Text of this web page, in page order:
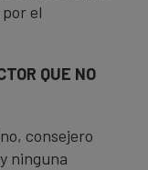
el
QUE NO
consejero
ninguna